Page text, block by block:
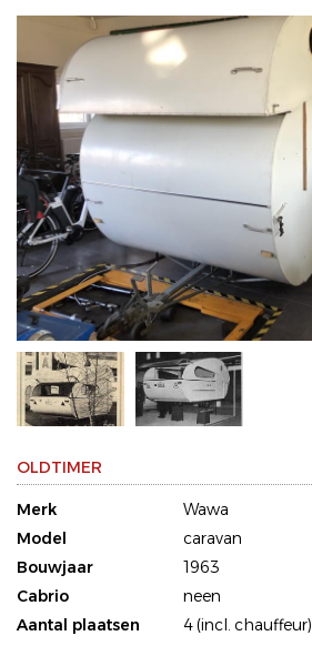
OLDTIMER
Merk
Wawa
Model
caravan
Bouwjaar
1963
Cabrio
neen
Aantal plaatsen
4 (incl. chauffeur)